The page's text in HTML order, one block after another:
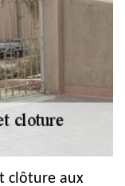
clôture aux